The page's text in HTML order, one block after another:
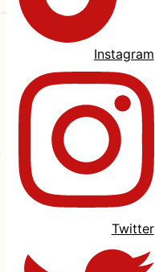
Instagram
Twitter